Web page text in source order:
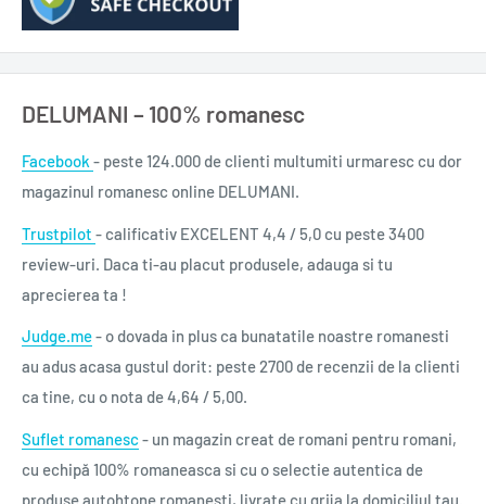
DELUMANI – 100% romanesc
Facebook - peste 124.000 de clienti multumiti urmaresc cu dor
magazinul romanesc online DELUMANI.
Trustpilot - calificativ EXCELENT 4,4 / 5,0 cu peste 3400
review-uri. Daca ti-au placut produsele, adauga si tu
aprecierea ta !
Judge.me- o dovada in plus ca bunatatile noastre romanesti
au adus acasa gustul dorit: peste 2700 de recenzii de la clienti
ca tine, cu o nota de 4,64 / 5,00.
Suflet romanesc- un magazin creat de romani pentru romani,
cu echipă 100% romaneasca si cu o selectie autentica de
produse autohtone romanesti, livrate cu grija la domiciliul tau.